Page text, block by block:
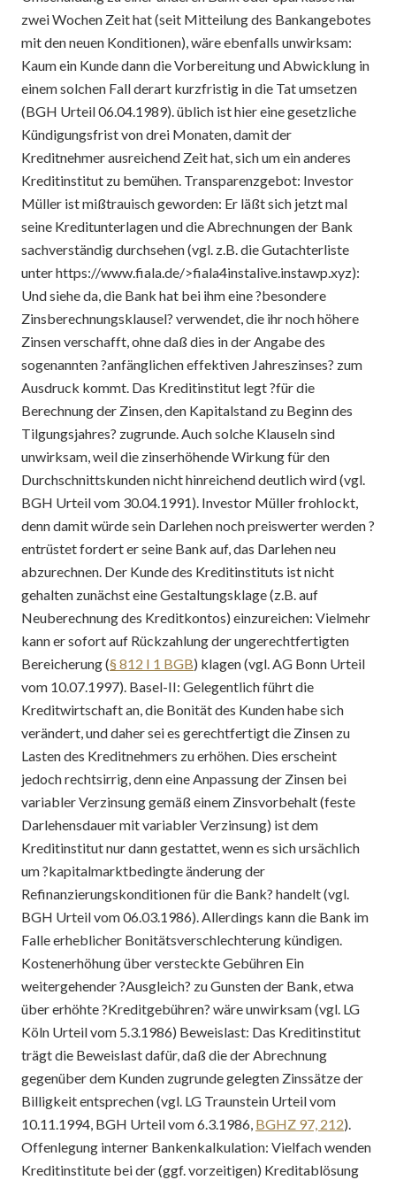
zwei Wochen Zeit hat (seit Mitteilung des Bankangebotes
mit den neuen Konditionen), wäre ebenfalls unwirksam:
Kaum ein Kunde dann die Vorbereitung und Abwicklung in
einem solchen Fall derart kurzfristig in die Tat umsetzen
(BGH Urteil 06.04.1989). üblich ist hier eine gesetzliche
Kündigungsfrist von drei Monaten, damit der
Kreditnehmer ausreichend Zeit hat, sich um ein anderes
Kreditinstitut zu bemühen. Transparenzgebot: Investor
Müller ist mißtrauisch geworden: Er läßt sich jetzt mal
seine Kreditunterlagen und die Abrechnungen der Bank
sachverständig durchsehen (vgl. z.B. die Gutachterliste
unterhttps://www.fiala.de/>fiala4instalive.instawp.xyz):
Und siehe da, die Bank hat bei ihm eine ?besondere
Zinsberechnungsklausel? verwendet, die ihr noch höhere
Zinsen verschafft, ohne daß dies in der Angabe des
sogenannten ?anfänglichen effektiven Jahreszinses? zum
Ausdruck kommt. Das Kreditinstitut legt ?für die
Berechnung der Zinsen, den Kapitalstand zu Beginn des
Tilgungsjahres? zugrunde. Auch solche Klauseln sind
unwirksam, weil die zinserhöhende Wirkung für den
Durchschnittskunden nicht hinreichend deutlich wird (vgl.
BGH Urteil vom 30.04.1991). Investor Müller frohlockt,
denn damit würde sein Darlehen noch preiswerter werden ?
entrüstet fordert er seine Bank auf, das Darlehen neu
abzurechnen. Der Kunde des Kreditinstituts ist nicht
gehalten zunächst eine Gestaltungsklage (z.B. auf
Neuberechnung des Kreditkontos) einzureichen: Vielmehr
kann er sofort auf Rückzahlung der ungerechtfertigten
Bereicherung (§ 812 I 1 BGB) klagen (vgl. AG Bonn Urteil
vom 10.07.1997). Basel-II: Gelegentlich führt die
Kreditwirtschaft an, die Bonität des Kunden habe sich
verändert, und daher sei es gerechtfertigt die Zinsen zu
Lasten des Kreditnehmers zu erhöhen. Dies erscheint
jedoch rechtsirrig, denn eine Anpassung der Zinsen bei
variabler Verzinsung gemäß einem Zinsvorbehalt (feste
Darlehensdauer mit variabler Verzinsung) ist dem
Kreditinstitut nur dann gestattet, wenn es sich ursächlich
um ?kapitalmarktbedingte änderung der
Refinanzierungskonditionen für die Bank? handelt (vgl.
BGH Urteil vom 06.03.1986). Allerdings kann die Bank im
Falle erheblicher Bonitätsverschlechterung kündigen.
Kostenerhöhung über versteckte Gebühren Ein
weitergehender ?Ausgleich? zu Gunsten der Bank, etwa
über erhöhte ?Kreditgebühren? wäre unwirksam (vgl. LG
Köln Urteil vom 5.3.1986) Beweislast: Das Kreditinstitut
trägt die Beweislast dafür, daß die der Abrechnung
gegenüber dem Kunden zugrunde gelegten Zinssätze der
Billigkeit entsprechen (vgl. LG Traunstein Urteil vom
10.11.1994, BGH Urteil vom 6.3.1986, BGHZ 97, 212).
Offenlegung interner Bankenkalkulation: Vielfach wenden
Kreditinstitute bei der (ggf. vorzeitigen) Kreditablösung